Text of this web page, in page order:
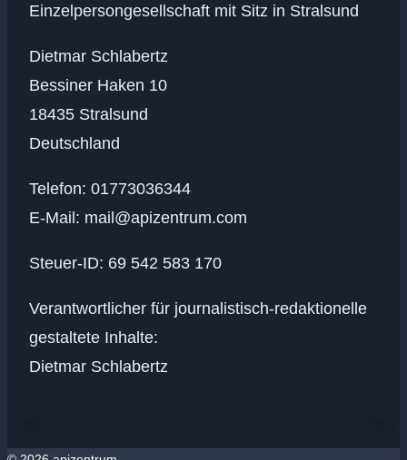
Einzelpersongesellschaft mit Sitz in Stralsund
Dietmar Schlabertz
Bessiner Haken 10
18435 Stralsund
Deutschland
Telefon: 01773036344
E-Mail: mail@apizentrum.com
Steuer-ID: 69 542 583 170
Verantwortlicher für journalistisch-redaktionelle
gestaltete Inhalte:
Dietmar Schlabertz